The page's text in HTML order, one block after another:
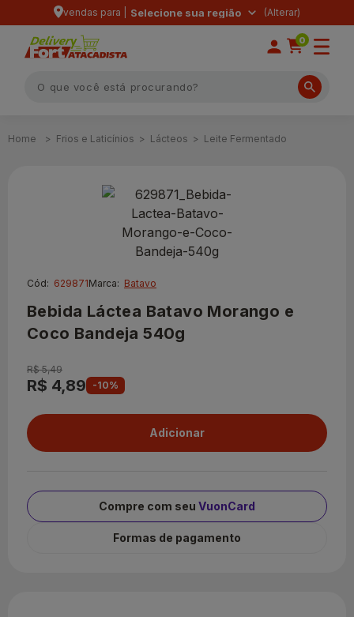
vendas para | Selecione sua região
0
Frios e Laticínios Lácteos Leite Fermentado
Cód: 629871Marca: Batavo
Bebida Láctea Batavo Morango e
Coco Bandeja 540g
R$ 5,49
R$ 4,89 -10%
Compre com seu VuonCard
Formas de pagamento